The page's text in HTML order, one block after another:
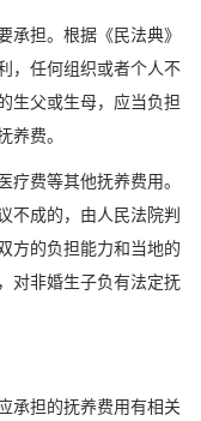
承担。根据《民法典》
，任何组织或者个人不
生父或生母，应当负担
养费。
疗费等其他抚养费用。
不成的，由人民法院判
方的负担能力和当地的
对非婚生子负有法定抚
承担的抚养费用有相关